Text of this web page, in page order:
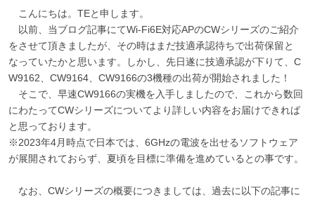
こんにちは。TEと申します。
以前、当ブログ記事にてWi-Fi6E対応APのCWシリーズのご紹介
をさせて頂きましたが、その時はまだ技適承認待ちで出荷保留と
なっていたかと思います。しかし、先日遂に技適承認が下りて、C
W9162、CW9164、CW9166の3機種の出荷が開始されました！
そこで、早速CW9166の実機を入手しましたので、これから数回
にわたってCWシリーズについてより詳しい内容をお届けできれば
と思っております。
※2023年4月時点で日本では、6GHzの電波を出せるソフトウェア
が展開されておらず、夏頃を目標に準備を進めているとの事です。
なお、CWシリーズの概要につきましては、過去に以下の記事に